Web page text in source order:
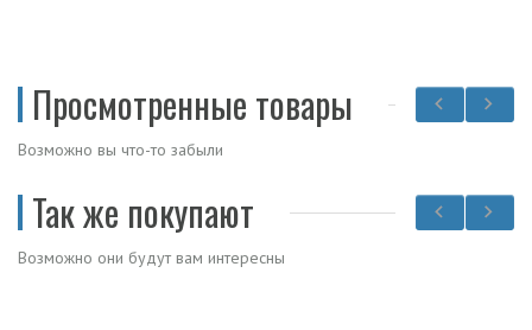
Просмотренные товары
Возможно вы что-то забыли
Так же покупают
Возможно они будут вам интересны